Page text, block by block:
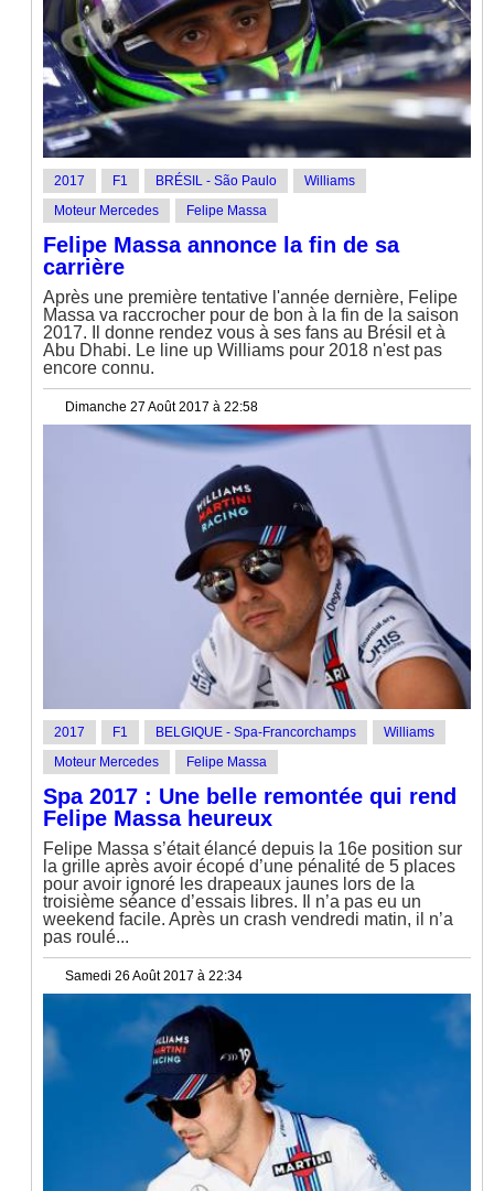
2017 F1 BRÉSIL - São Paulo
Williams
Moteur Mercedes
Felipe Massa
Felipe Massa annonce la fin de sa
carrière
Après une première tentative l'année dernière, Felipe
Massa va raccrocher pour de bon à la fin de la saison
2017. Il donne rendez vous à ses fans au Brésil et à
Abu Dhabi. Le line up Williams pour 2018 n'est pas
encore connu.
Dimanche 27 Août 2017 à 22:58
2017 F1 BELGIQUE - Spa-Francorchamps
Williams
Moteur Mercedes
Felipe Massa
Spa 2017 : Une belle remontée qui rend
Felipe Massa heureux
Felipe Massa s’était élancé depuis la 16e position sur
la grille après avoir écopé d’une pénalité de 5 places
pour avoir ignoré les drapeaux jaunes lors de la
troisième séance d’essais libres. Il n’a pas eu un
weekend facile. Après un crash vendredi matin, il n’a
pas roulé...
Samedi 26 Août 2017 à 22:34